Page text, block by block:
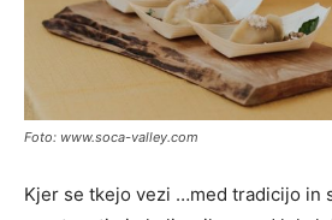
Foto: www.soca-valley.com
Kjer se tkejo vezi …med tradicijo in